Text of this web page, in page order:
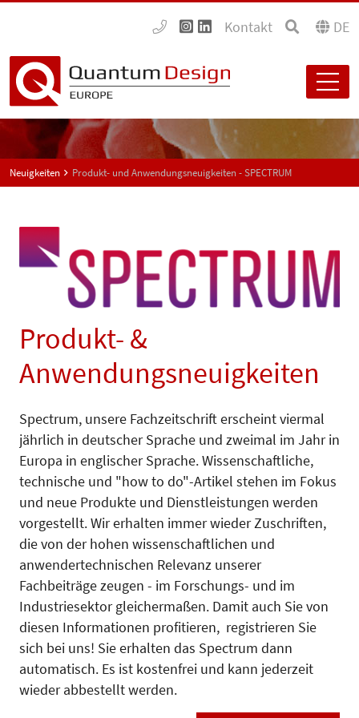
Kontakt DE
Neuigkeiten Produkt- und Anwendungsneuigkeiten - SPECTRUM
Produkt- &
Anwendungsneuigkeiten
Spectrum, unsere Fachzeitschrift erscheint viermal
jährlich in deutscher Sprache und zweimal im Jahr in
Europa in englischer Sprache. Wissenschaftliche,
technische und "how to do"-Artikel stehen im Fokus
und neue Produkte und Dienstleistungen werden
vorgestellt. Wir erhalten immer wieder Zuschriften,
die von der hohen wissenschaftlichen und
anwendertechnischen Relevanz unserer
Fachbeiträge zeugen - im Forschungs- und im
Industriesektor gleichermaßen. Damit auch Sie von
diesen Informationen profitieren, registrieren Sie
sich bei uns! Sie erhalten das Spectrum dann
automatisch. Es ist kostenfrei und kann jederzeit
wieder abbestellt werden.